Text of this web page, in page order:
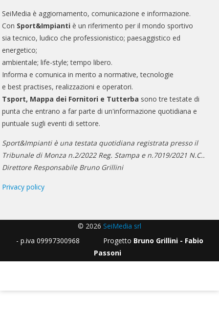
SeiMedia è aggiornamento, comunicazione e informazione.
Con Sport&Impianti è un riferimento per il mondo sportivo
sia tecnico, ludico che professionistico; paesaggistico ed
energetico;
ambientale; life-style; tempo libero.
Informa e comunica in merito a normative, tecnologie
e best practises, realizzazioni e operatori.
Tsport, Mappa dei Fornitori e Tutterba sono tre testate di
punta che entrano a far parte di un'informazione quotidiana e
puntuale sugli eventi di settore.
Sport&Impianti è una testata quotidiana registrata presso il
Tribunale di Monza n.2/2022 Reg. Stampa e n.7019/2021 N.C..
Direttore Responsabile Bruno Grillini
Privacy policy
© 2026 SeiMedia srl
- p.iva 09997300968 Progetto Bruno Grillini - Fabio
Passoni